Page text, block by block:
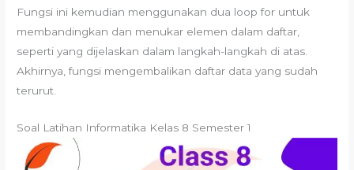
Fungsi ini kemudian menggunakan dua loop for untuk
membandingkan dan menukar elemen dalam daftar,
seperti yang dijelaskan dalam langkah-langkah di atas.
Akhirnya, fungsi mengembalikan daftar data yang sudah
terurut.
Soal Latihan Informatika Kelas 8 Semester 1